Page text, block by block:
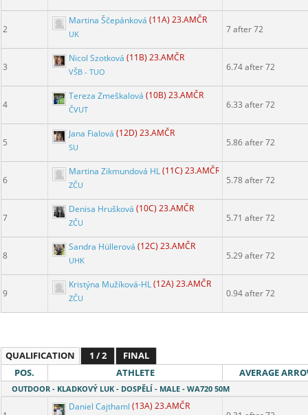
2
Martina Ščepánková (11A) 23.AMČR
UK 7 after 72
3
Nicol Szotková (11B) 23.AMČR
VŠB - TUO 6.74 after 72
4
Tereza Zmeškalová (10B) 23.AMČR
ČVUT 6.33 after 72
5
Jana Fialová (12D) 23.AMČR
SU 5.86 after 72
6
Martina Zikmundová HL(11C) 23.AMČR
ZČU 5.78 after 72
7
Denisa Hrušková (10C) 23.AMČR
ZČU 5.71 after 72
8
Sandra Hüllerová (12C) 23.AMČR
UHK 5.29 after 72
9
Kristýna Mužíková-HL(12A) 23.AMČR
ZČU 0.94 after 72
QUALIFICATION 1 / 2
FINAL
POS.
ATHLETE AVERAGE
OUTDOOR - KLADKOVÝ LUK - DOSPĚLÍ - MALE - WA720 50M
Daniel Cajthaml (13A) 23.AMČR